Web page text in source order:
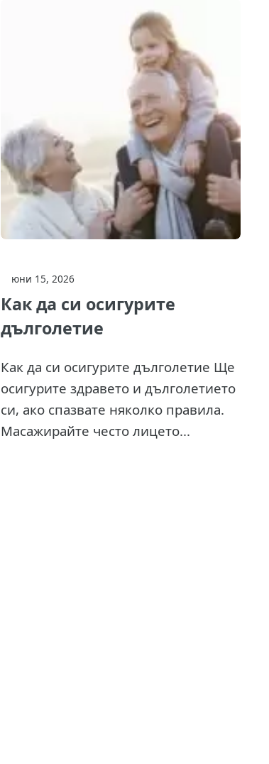
юни 15, 2026
Как да си осигурите
дълголетие
Как да си осигурите дълголетие Ще
осигурите здравето и дълголетието
си, ако спазвате няколко правила.
Масажирайте често лицето...